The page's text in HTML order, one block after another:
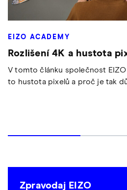
EIZO ACADEMY
Rozlišení 4K a hustota
V tomto článku společnost
to hustota pixelů a proč je tak
Zpravodaj EIZO